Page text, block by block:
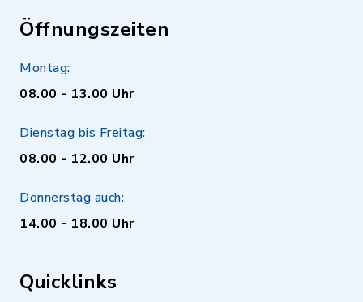
Öffnungszeiten
Montag:
08.00 - 13.00 Uhr
Dienstag bis Freitag:
08.00 - 12.00 Uhr
Donnerstag auch:
14.00 - 18.00 Uhr
Quicklinks